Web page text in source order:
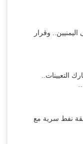
معقله الأبرز..!
الوَاسِعَة.. تَبْقَى صَنْعَاء
وقرار
التعيينات..
نفط سرية مع